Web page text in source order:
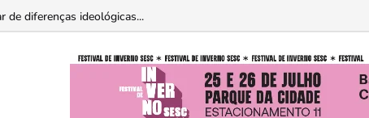
de diferenças ideológicas...
de Contas da União...